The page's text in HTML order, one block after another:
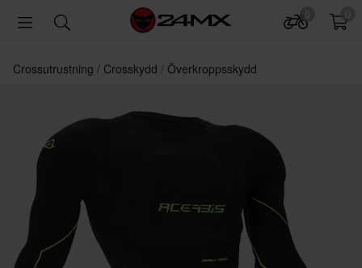
Crossutrustning Crosskydd Överkroppsskydd